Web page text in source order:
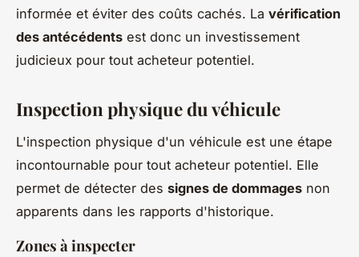
informée et éviter des coûts cachés. La vérification
des antécédents est donc un investissement
judicieux pour tout acheteur potentiel.
Inspection physique du véhicule
L'inspection physique d'un véhicule est une étape
incontournable pour tout acheteur potentiel. Elle
permet de détecter des signes de dommages non
apparents dans les rapports d'historique.
Zones à inspecter